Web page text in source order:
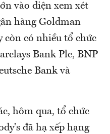
vào diện xem xét
hàng Goldman
còn có nhiều tổ chức
Bank Plc, BNP
Bank và
hôm qua, tổ chức
đã hạ xếp hạng